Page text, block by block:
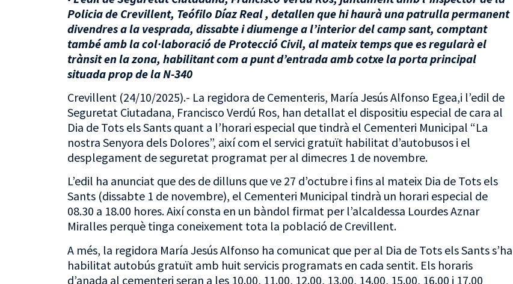
Policia de Crevillent, Teófilo Díaz Real , detallen que hi haurà una patrulla permanent
divendres a la vesprada, dissabte i diumenge a l’interior del camp sant, comptant
també amb la col·laboració de Protecció Civil, al mateix temps que es regularà el
trànsit en la zona, habilitant com a punt d’entrada amb cotxe la porta principal
situada prop de la N-340
Crevillent (24/10/2025).- La regidora de Cementeris, María Jesús Alfonso Egea,i l’edil de
Seguretat Ciutadana, Francisco Verdú Ros, han detallat el dispositiu especial de cara al
Dia de Tots els Sants quant a l’horari especial que tindrà el Cementeri Municipal “La
nostra Senyora dels Dolores”, així com el servici gratuït habilitat d’autobusos i el
desplegament de seguretat programat per al dimecres 1 de novembre.
L’edil ha anunciat que des de dilluns que ve 27 d’octubre i fins al mateix Dia de Tots els
Sants (dissabte 1 de novembre), el Cementeri Municipal tindrà un horari especial de
08.30 a 18.00 hores. Així consta en un bàndol firmat per l’alcaldessa Lourdes Aznar
Miralles perquè tinga coneixement tota la població de Crevillent.
A més, la regidora María Jesús Alfonso ha comunicat que per al Dia de Tots els Sants s’ha
habilitat autobús gratuït amb huit servicis programats en cada sentit. Els horaris
d’anada al cementeri seran a les 10.00, 11.00, 12.00, 13.00, 14.00, 15.00, 16.00 i 17.00